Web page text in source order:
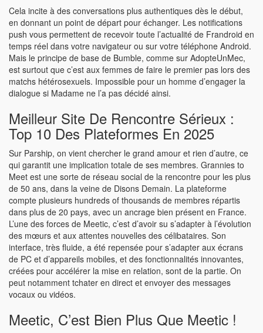
Cela incite à des conversations plus authentiques dès le début,
en donnant un point de départ pour échanger. Les notifications
push vous permettent de recevoir toute l’actualité de Frandroid en
temps réel dans votre navigateur ou sur votre téléphone Android.
Mais le principe de base de Bumble, comme sur AdopteUnMec,
est surtout que c’est aux femmes de faire le premier pas lors des
matchs hétérosexuels. Impossible pour un homme d’engager la
dialogue si Madame ne l’a pas décidé ainsi.
Meilleur Site De Rencontre Sérieux :
Top 10 Des Plateformes En 2025
Sur Parship, on vient chercher le grand amour et rien d’autre, ce
qui garantit une implication totale de ses membres. Grannies to
Meet est une sorte de réseau social de la rencontre pour les plus
de 50 ans, dans la veine de Disons Demain. La plateforme
compte plusieurs hundreds of thousands de membres répartis
dans plus de 20 pays, avec un ancrage bien présent en France.
L’une des forces de Meetic, c’est d’avoir su s’adapter à l’évolution
des mœurs et aux attentes nouvelles des célibataires. Son
interface, très fluide, a été repensée pour s’adapter aux écrans
de PC et d’appareils mobiles, et des fonctionnalités innovantes,
créées pour accélérer la mise en relation, sont de la partie. On
peut notamment tchater en direct et envoyer des messages
vocaux ou vidéos.
Meetic, C’est Bien Plus Que Meetic !